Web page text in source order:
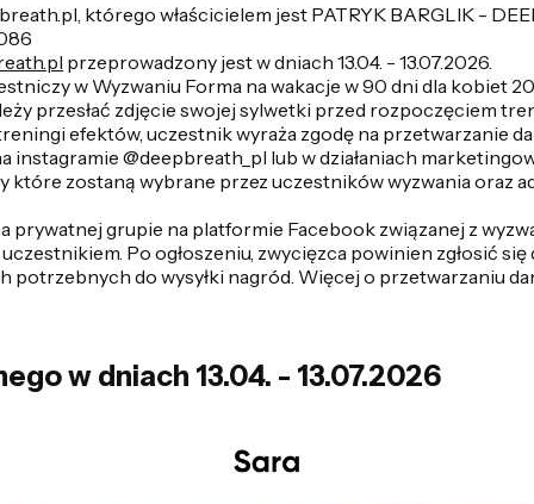
którego właścicielem jest PATRYK BARGLIK -
przeprowadzony jest w dniach 13.04. - 13.07.2026.
w Wyzwaniu Forma na wakacje w 90 dni dla kobiet
przesłać zdjęcie swojej sylwetki przed rozpoczęciem
efektów, uczestnik wyraża zgodę na przetwarzanie
instagramie @deepbreath_pl lub w działaniach
które zostaną wybrane przez uczestników wyzwania oraz
prywatnej grupie na platformie Facebook związanej z
Po ogłoszeniu, zwycięzca powinien zgłosić
potrzebnych do wysyłki nagród. Więcej o przetwarzaniu
w dniach 13.04. - 13.07.2026